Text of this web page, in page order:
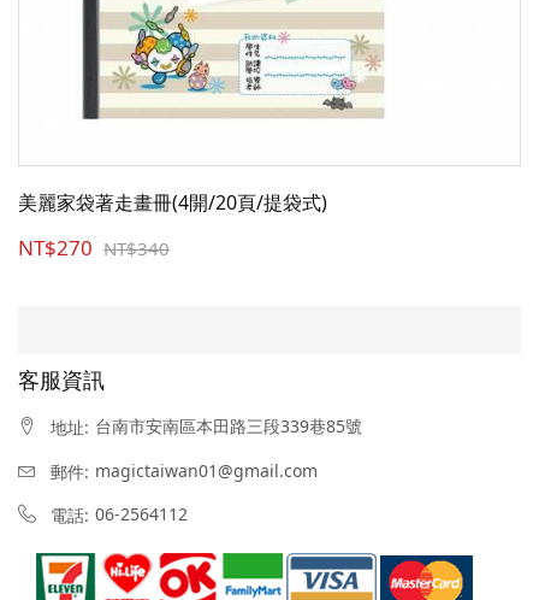
美麗家袋著走畫冊(4開/20頁/提袋式)
NT$270 NT$340
客服資訊
地址: 台南市安南區本田路三段339巷85號
郵件: magictaiwan01@gmail.com
電話: 06-2564112